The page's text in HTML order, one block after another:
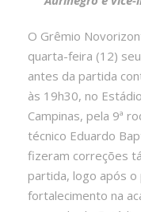
O Grêmio
quarta-feira (12)
antes da partida
às 19h30, no
Campinas, pela 9ª
técnico Eduardo
fizeram correções
partida, logo após
fortalecimento na